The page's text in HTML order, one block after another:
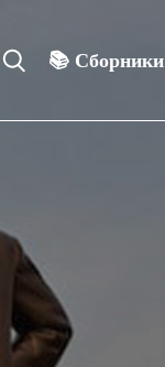
📚 Сборники